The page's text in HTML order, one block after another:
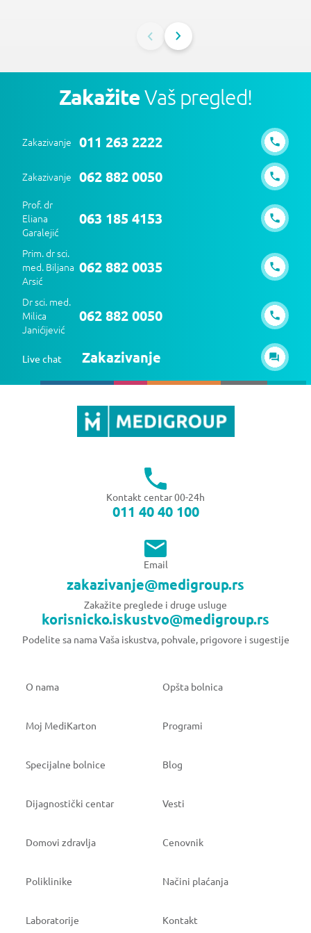
ZakažiteVaš pregled!
Zakazivanje 011 263 2222
Zakazivanje 062 882 0050
Prof. dr
Eliana
Garalejić
063 185 4153
Prim. dr sci.
med. Biljana
Arsić
062 882 0035
Dr sci. med.
Milica
Janićijević
062 882 0050
Live chat Zakazivanje
Kontakt centar 00-24h
011 40 40 100
Email
zakazivanje@medigroup.rs
Zakažite preglede i druge usluge
korisnicko.iskustvo@medigroup.rs
Podelite sa nama Vaša iskustva, pohvale, prigovore i sugestije
O nama Opšta bolnica
Moj MediKarton Programi
Specijalne bolnice Blog
Dijagnostički centar Vesti
Domovi zdravlja Cenovnik
Poliklinike Načini plaćanja
Laboratorije Kontakt